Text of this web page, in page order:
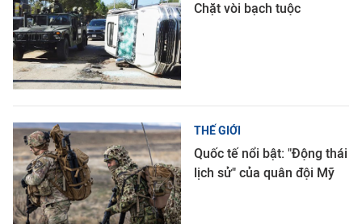
Chặt vòi bạch tuộc
THẾ GIỚI
Quốc tế nổi bật: "Động thái
lịch sử" của quân đội Mỹ